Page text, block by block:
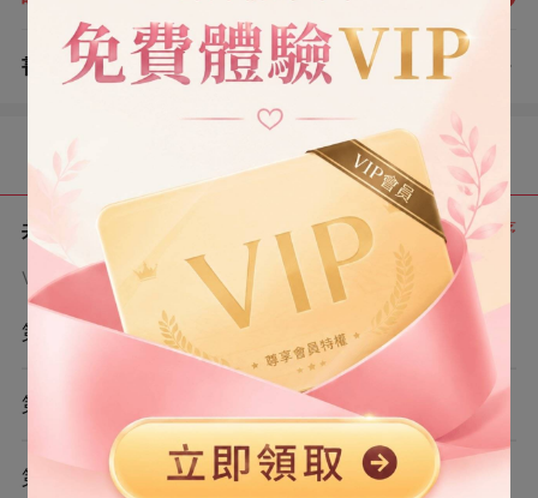
我第一時間被校方保護起來。
書評 （0） 查看評論
目錄
共 7 章 正序
VIP章節可通過金幣購買提前點讀
第1章
第2章
第3章